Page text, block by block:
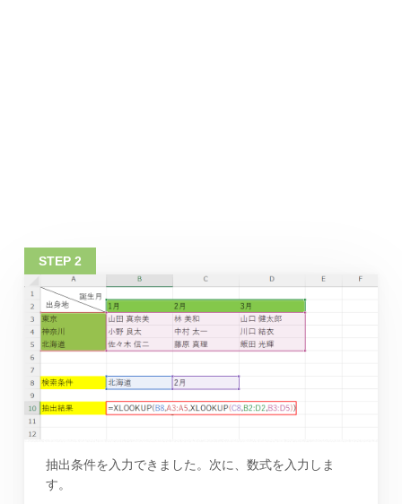
抽出条件を入力できました。次に、数式を入力しま
す。